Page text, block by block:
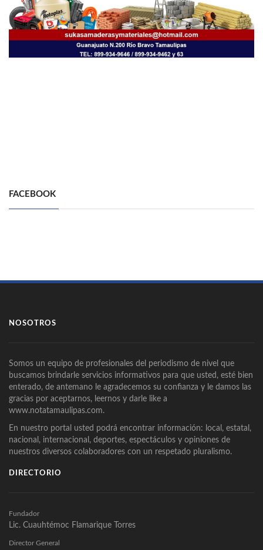
FACEBOOK
NOSOTROS
Somos un equipo de profesionales del periodismo de nivel que
buscamos brindarle servicios informativos para que usted, esté bien
enterado, de antemano le agradecemos su confianza y le damos las
gracias por aceptarnos, leernos y darle like a
www.notatamaulipas.com.
En nuestro portal usted podrá encontrar información: local, estatal,
nacional, internacional, deportes, espectáculos y opiniones de
nuestros diversos colaboradores con un respetado pluralismo.
DIRECTORIO
Fundador
Lic. Cuauhtémoc Flamarique Torres
Director General